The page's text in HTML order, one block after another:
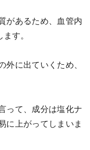
があるため、血管内
す。
外に出ていくため、
って、成分は塩化ナ
に上がってしまいま